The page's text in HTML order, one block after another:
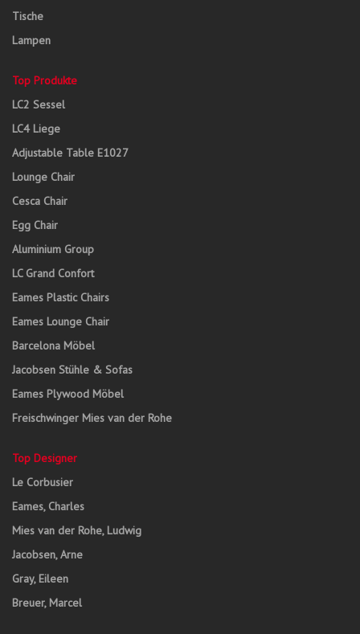
Tische
Lampen
Top Produkte
LC2 Sessel
LC4 Liege
Adjustable Table E1027
Lounge Chair
Cesca Chair
Egg Chair
Aluminium Group
LC Grand Confort
Eames Plastic Chairs
Eames Lounge Chair
Barcelona Möbel
Jacobsen Stühle & Sofas
Eames Plywood Möbel
Freischwinger Mies van der Rohe
Top Designer
Le Corbusier
Eames, Charles
Mies van der Rohe, Ludwig
Jacobsen, Arne
Gray, Eileen
Breuer, Marcel